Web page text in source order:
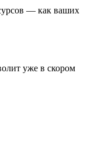
— как ваших
уже в скором